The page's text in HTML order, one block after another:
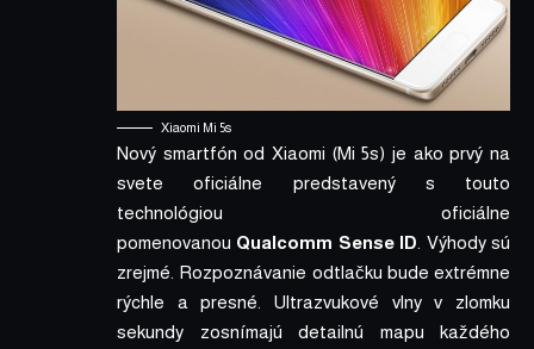
Xiaomi Mi 5s
Nový smartfón od Xiaomi (Mi 5s) je ako prvý na
svete oficiálne predstavený s touto
technológiou oficiálne
pomenovanou Qualcomm Sense ID . Výhody sú
zrejmé. Rozpoznávanie odtlačku bude extrémne
rýchle a presné. Ultrazvukové vlny v zlomku
sekundy zosnímajú detailnú mapu každého